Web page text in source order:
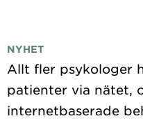
NYHET
Allt fler psykologer
patienter via nätet,
internetbaserade